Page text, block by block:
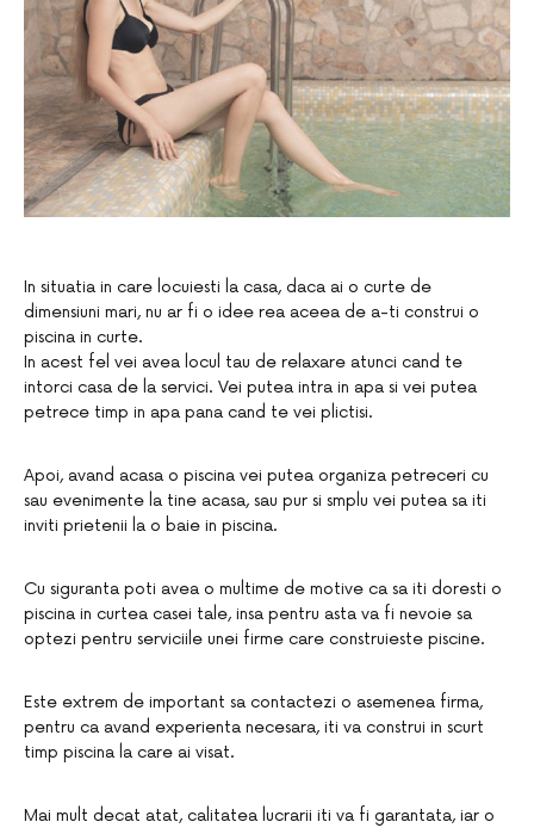
In situatia in care locuiesti la casa, daca ai o curte de
dimensiuni mari, nu ar fi o idee rea aceea de a-ti construi o
piscina in curte.
In acest fel vei avea locul tau de relaxare atunci cand te
intorci casa de la servici. Vei putea intra in apa si vei putea
petrece timp in apa pana cand te vei plictisi.
Apoi, avand acasa o piscina vei putea organiza petreceri cu
sau evenimente la tine acasa, sau pur si smplu vei putea sa iti
inviti prietenii la o baie in piscina.
Cu siguranta poti avea o multime de motive ca sa iti doresti o
piscina in curtea casei tale, insa pentru asta va fi nevoie sa
optezi pentru serviciile unei firme care construieste piscine.
Este extrem de important sa contactezi o asemenea firma,
pentru ca avand experienta necesara, iti va construi in scurt
timp piscina la care ai visat.
Mai mult decat atat, calitatea lucrarii iti va fi garantata, iar o